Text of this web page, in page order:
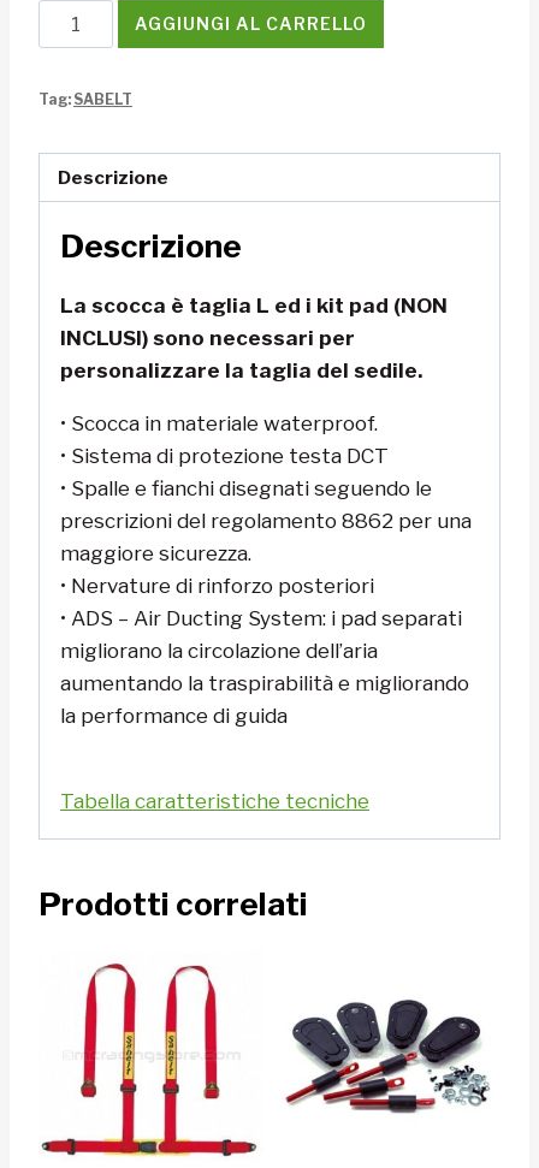
Sedile
Sabelt
PAD
quantità
AGGIUNGI AL CARRELLO
Tag: SABELT
Descrizione
Descrizione
La scocca è taglia L ed i kit pad (NON
INCLUSI) sono necessari per
personalizzare la taglia del sedile.
• Scocca in materiale waterproof.
• Sistema di protezione testa DCT
• Spalle e fianchi disegnati seguendo le
prescrizioni del regolamento 8862 per una
maggiore sicurezza.
• Nervature di rinforzo posteriori
• ADS – Air Ducting System: i pad separati
migliorano la circolazione dell’aria
aumentando la traspirabilità e migliorando
la performance di guida
Tabella caratteristiche tecniche
Prodotti correlati